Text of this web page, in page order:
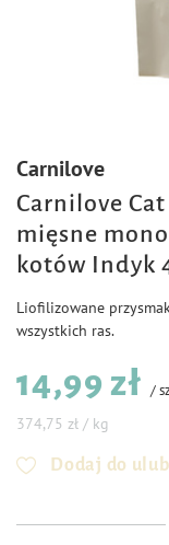
Carnilove
Carnilove
mięsne
kotów Indyk
Liofilizowane
wszystkich ras.
14,99 zł /
374,75 zł / kg
Dodaj do